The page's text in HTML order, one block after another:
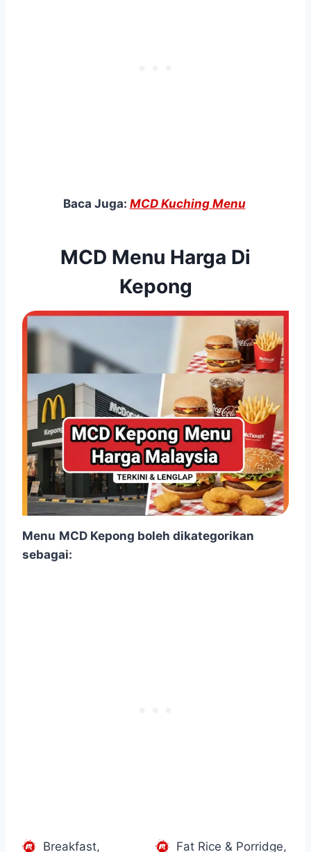
Baca Juga: MCD Kuching Menu
MCD Menu Harga Di
Kepong
Menu MCD Kepong boleh dikategorikan
sebagai:
Breakfast, Fat Rice & Porridge,